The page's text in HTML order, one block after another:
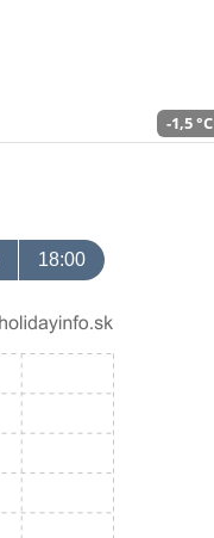
-1,5 °C
18:00